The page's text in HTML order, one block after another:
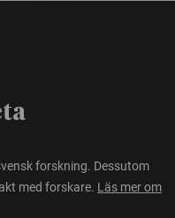
forskning. Dessutom
med forskare. Läs mer om